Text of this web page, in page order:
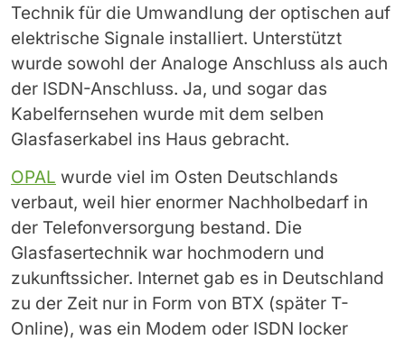
Technik für die Umwandlung der optischen auf
elektrische Signale installiert. Unterstützt
wurde sowohl der Analoge Anschluss als auch
der ISDN-Anschluss. Ja, und sogar das
Kabelfernsehen wurde mit dem selben
Glasfaserkabel ins Haus gebracht.
OPAL wurde viel im Osten Deutschlands
verbaut, weil hier enormer Nachholbedarf in
der Telefonversorgung bestand. Die
Glasfasertechnik war hochmodern und
zukunftssicher. Internet gab es in Deutschland
zu der Zeit nur in Form von BTX (später T-
Online), was ein Modem oder ISDN locker